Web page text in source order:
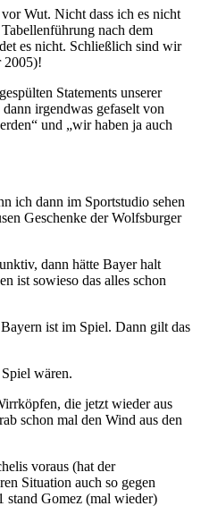
Wut. Nicht dass ich es nicht
nach dem
es nicht. Schließlich sind wir
2005)!
Statements unserer
irgendwas gefaselt von
und „wir haben ja auch
ich dann im Sportstudio sehen
Geschenke der Wolfsburger
dann hätte Bayer halt
ist sowieso das alles schon
ist im Spiel. Dann gilt das
wären.
die jetzt wieder aus
schon mal den Wind aus den
voraus (hat der
Situation auch so gegen
stand Gomez (mal wieder)